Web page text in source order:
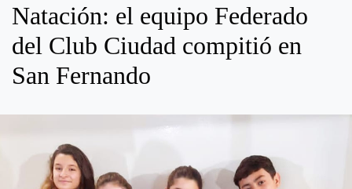
Natación: el equipo Federado
del Club Ciudad compitió en
San Fernando